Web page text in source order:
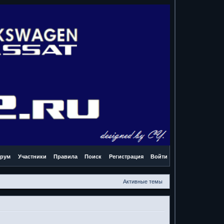
Участники Правила Поиск Регистрация Войти
Активные темы